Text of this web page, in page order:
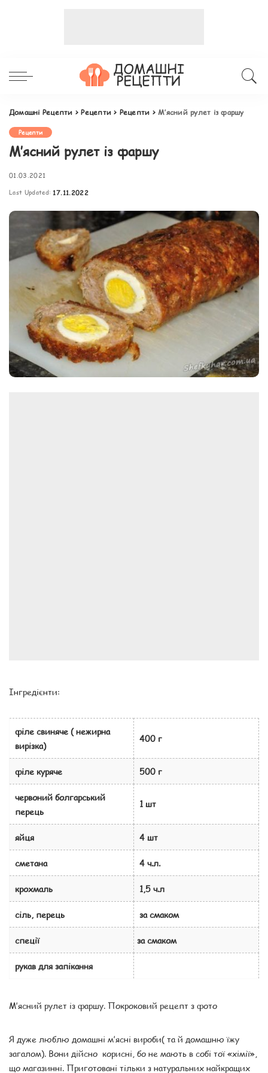
Домашні Рецепти >Рецепти > Рецепти >М’ясний рулет із фаршу
Рецепти
М’ясний рулет із фаршу
01.03.2021
Last Updated: 17.11.2022
Інгредієнти:
філе свиняче ( нежирна
вирізка)
400 г
філе куряче 500 г
червоний болгарський
перець
1 шт
яйця 4 шт
сметана 4 ч.л.
крохмаль 1,5 ч.л
сіль, перець за смаком
спеції за смаком
рукав для запікання
М’ясний рулет із фаршу. Покроковий рецепт з фото
Я дуже люблю домашні м’ясні вироби( та й домашню їжу
загалом). Вони дійсно корисні, бо не мають в собі тої «хімії»,
що магазинні. Приготовані тільки з натуральних найкращих